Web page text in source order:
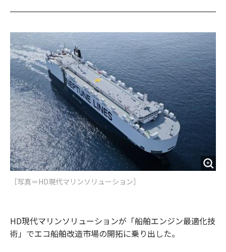
c
b
o
o
k
i
t
e
r
o
o
u
t
o
i
n
［写真＝HD現代マリンソリューション］
HD現代マリンソリューションが「船舶エンジン最適化技
術」でエコ船舶改造市場の開拓に乗り出した。